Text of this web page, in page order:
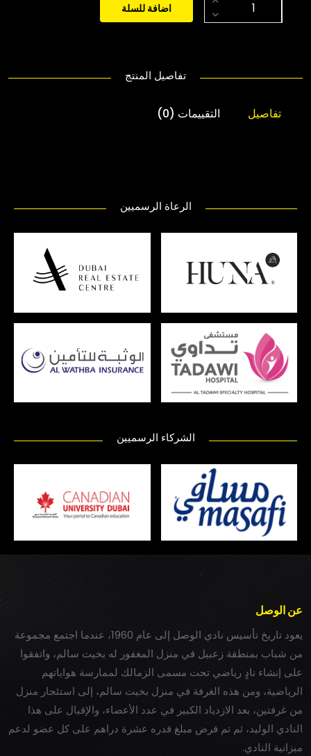
اضافة للسلة
تفاصيل المنتج
تفاصيل التقييمات (0)
الرعاة الرسميين
الشركاء الرسميين
عن الوصل
يعود تاريخ تأسيس نادي الوصل إلى عام 1960، عندما اجتمع مجموعة
من شباب بمنطقة زعبيل في منزل المغفور له بخيت سالم، واتفقوا
على إنشاء نادٍ رياضي تحت مسمى الزمالك لممارسة هواياتهم
الرياضية، ومن هذه الغرفة في منزل بخيت سالم، إلى استئجار منزل
من غرفتين، بعد الازدياد الكبير في عدد الأعضاء، والإقبال على هذا
النادي الوليد، ثم تم فرض مبلغ قدره عشرة دراهم على كل عضو لدعم
ميزانية النادي.